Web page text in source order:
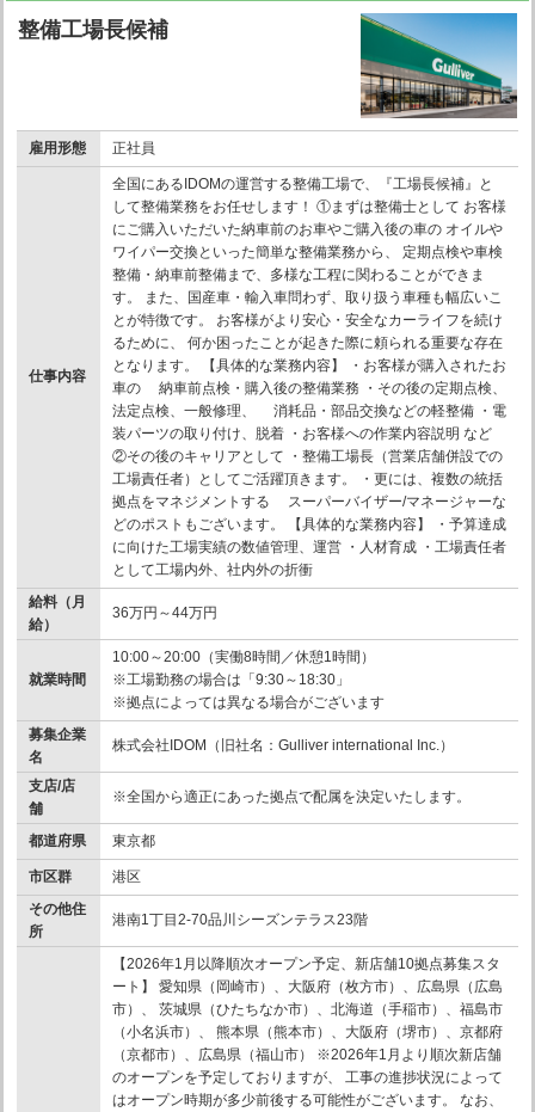
整備工場長候補
雇用形態 正社員
仕事内容
全国にあるIDOMの運営する整備工場で、『工場長候補』と
して整備業務をお任せします！ ①まずは整備士として お客様
にご購入いただいた納車前のお車やご購入後の車の オイルや
ワイパー交換といった簡単な整備業務から、 定期点検や車検
整備・納車前整備まで、多様な工程に関わることができま
す。 また、国産車・輸入車問わず、取り扱う車種も幅広いこ
とが特徴です。 お客様がより安心・安全なカーライフを続け
るために、 何か困ったことが起きた際に頼られる重要な存在
となります。 【具体的な業務内容】 ・お客様が購入されたお
車の 納車前点検・購入後の整備業務 ・その後の定期点検、
法定点検、一般修理、 消耗品・部品交換などの軽整備 ・電
装パーツの取り付け、脱着 ・お客様への作業内容説明 など
②その後のキャリアとして ・整備工場長（営業店舗併設での
工場責任者）としてご活躍頂きます。 ・更には、複数の統括
拠点をマネジメントする スーパーバイザー/マネージャーな
どのポストもございます。 【具体的な業務内容】 ・予算達成
に向けた工場実績の数値管理、運営 ・人材育成 ・工場責任者
として工場内外、社内外の折衝
給料（月
給）
36万円～44万円
就業時間
10:00～20:00（実働8時間／休憩1時間）
※工場勤務の場合は「9:30～18:30」
※拠点によっては異なる場合がございます
募集企業
名
株式会社IDOM（旧社名：Gulliver international Inc.）
支店/店
舗
※全国から適正にあった拠点で配属を決定いたします。
都道府県 東京都
市区群
港区
その他住
所
港南1丁目2-70品川シーズンテラス23階
【2026年1月以降順次オープン予定、新店舗10拠点募集スタ
ート】 愛知県（岡崎市）、大阪府（枚方市）、広島県（広島
市）、 茨城県（ひたちなか市）、北海道（手稲市）、福島市
（小名浜市）、 熊本県（熊本市）、大阪府（堺市）、京都府
（京都市）、広島県（福山市） ※2026年1月より順次新店舗
のオープンを予定しておりますが、 工事の進捗状況によって
はオープン時期が多少前後する可能性がございます。 なお、